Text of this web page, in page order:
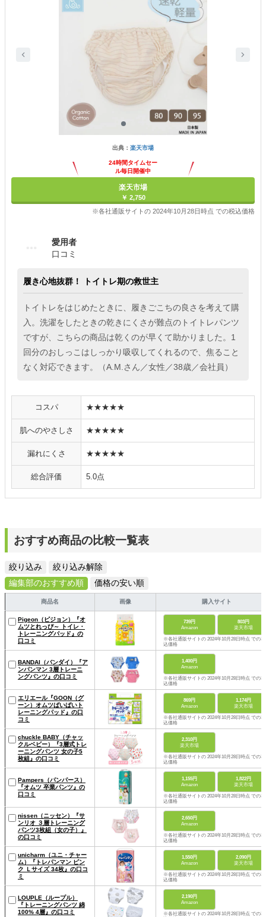
出典： 楽天市場
24時間タイムセー
ル毎日開催中
楽天市場
￥ 2,750
※各社通販サイトの 2024年10月28日時点 での税込価格
愛用者
口コミ
履き心地抜群！ トイトレ期の救世主
トイトレをはじめたときに、履きごこちの良さを考えて購
入。洗濯をしたときの乾きにくさが難点のトイトレパンツ
ですが、こちらの商品は乾くのが早くて助かりました。1
回分のおしっこはしっかり吸収してくれるので、焦ること
なく対応できます。（A.M.さん／女性／38歳／会社員）
コスパ ★★★★★
肌へのやさしさ ★★★★★
漏れにくさ ★★★★★
総合評価 5.0点
おすすめ商品の比較一覧表
絞り込み
絞り込み解除
編集部のおすすめ順
価格の安い順
商品名 画像 購入サイト
Pigeon（ピジョン）『オ
ムツとれっぴ～ トイレ・
トレーニングパッド』の
口コミ
739円
Amazon
803円
楽天市場
※各社通販サイトの 2024年10月28日時点 での税
込価格
BANDAI（バンダイ）『ア
ンパンマン 3層トレーニ
ングパンツ』の口コミ
1,400円
Amazon
※各社通販サイトの 2024年10月28日時点 での税
込価格
エリエール『GOON（グ
ーン）オムツばいばいト
レーニングパッド』の口
コミ
869円
Amazon
1,174円
楽天市場
※各社通販サイトの 2024年10月28日時点 での税
込価格
chuckle BABY（チャッ
クルベビー）『3層式トレ
ーニングパンツ 女の子5
枚組』の口コミ
2,310円
楽天市場
※各社通販サイトの 2024年10月28日時点 での税
込価格
Pampers（パンパース）
『オムツ 卒業パンツ』の
口コミ
1,155円
Amazon
1,822円
楽天市場
※各社通販サイトの 2024年10月28日時点 での税
込価格
nissen（ニッセン）『サ
ンリオ ３層トレーニング
パンツ3枚組（女の子）』
の口コミ
2,650円
Amazon
※各社通販サイトの 2024年10月28日時点 での税
込価格
unicharm（ユニ・チャー
ム）『トレパンマン ピン
ク Ｌサイズ 34枚』の口コ
ミ
1,550円
Amazon
2,090円
楽天市場
※各社通販サイトの 2024年10月28日時点 での税
込価格
LOUPLE（ループル）
『トレーニングパンツ 綿
100% 4層』の口コミ
2,190円
Amazon
※各社通販サイトの 2024年10月28日時点 での税